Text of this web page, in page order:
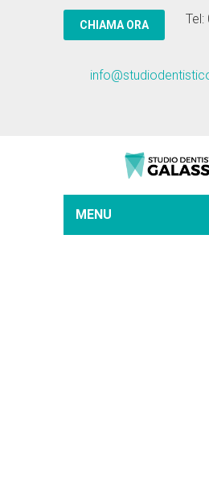
Tel:
MENU